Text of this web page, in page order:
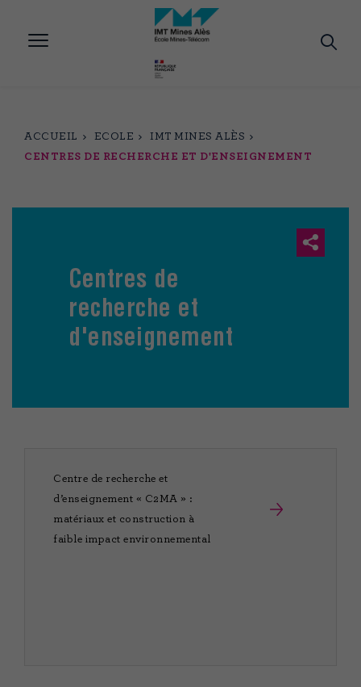
contenu
ACCUEIL ECOLE
IMT MINES ALÈS
CENTRES DE RECHERCHE ET D'ENSEIGNEMENT
Centres de
recherche et
d'enseignement
Centre de recherche et
d’enseignement « C2MA » :
matériaux et construction à
faible impact environnemental